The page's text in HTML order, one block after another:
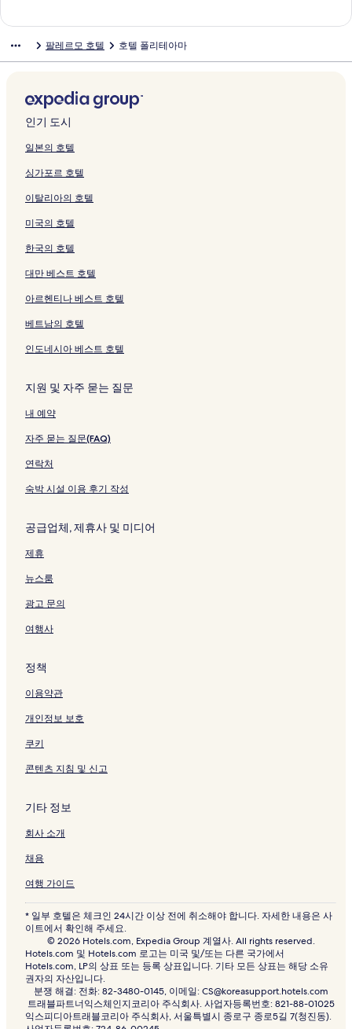
링
크
M
d
e
l
l
페
지
를
여
는
크
는
링
를
여
크
t
페
이
지
를
는
크
e
c
o
I
I
이
를
여
는
링
f
n
c
a
페
지
여
는
링
크
를
여
크
이
지
는
링
크
a
d
g
e
&
u
t
e
s
페
지
여
링
크
여
는
m
o
a
t
t
r
C
n
t
i
페
지
여
링
크
z
B
o
r
s
페
지
를
여
는
크
i
P
a
l
a
z
V
e
t
r
n
C
n
t
r
s
o
i
c
o
페
를
는
크
페
를
여
는
링
페
이
여
는
링
크
페
를
여
는
링
z
u
l
C
e
t
o
페
이
지
여
링
a
r
i
n
a
&
페
이
지
를
는
크
e
o
B
&
B
이
를
여
는
링
z
a
t
o
l
B
u
t
i
q
e
o
e
l
페
지
여
링
크
팔레르모 호텔 호텔 폴리테아마
인기 도시
일본의 호텔
싱가포르 호텔
이탈리아의 호텔
미국의 호텔
한국의 호텔
대만 베스트 호텔
아르헨티나 베스트 호텔
베트남의 호텔
인도네시아 베스트 호텔
지원 및 자주 묻는 질문
내 예약
자주 묻는 질문(FAQ)
연락처
숙박 시설 이용 후기 작성
공급업체, 제휴사 및 미디어
제휴
뉴스룸
광고 문의
여행사
정책
이용약관
개인정보 보호
쿠키
콘텐츠 지침 및 신고
기타 정보
회사 소개
채용
여행 가이드
* 일부 호텔은 체크인 24시간 이상 전에 취소해야 합니다. 자세한 내용은 사
이트에서 확인해 주세요.
© 2026 Hotels.com, Expedia Group 계열사. All rights reserved.
Hotels.com 및 Hotels.com 로고는 미국 및/또는 다른 국가에서
Hotels.com, LP의 상표 또는 등록 상표입니다. 기타 모든 상표는 해당 소유
권자의 자산입니다.
분쟁 해결: 전화: 82-3480-0145, 이메일: CS@koreasupport.hotels.com
트래블파트너익스체인지코리아 주식회사. 사업자등록번호: 821-88-01025
익스피디아트래블코리아 주식회사, 서울특별시 종로구 종로5길 7(청진동).